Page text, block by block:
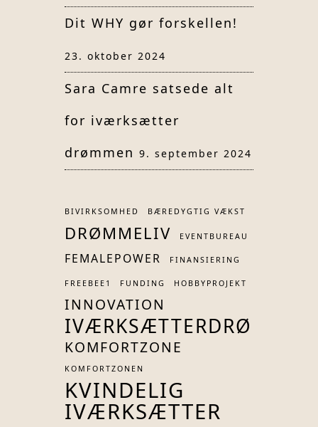
Dit WHY gør forskellen!
23. oktober 2024
Sara Camre satsede alt
for iværksætter
drømmen 9. september 2024
BIVIRKSOMHED BÆREDYGTIG VÆKST
DRØMMELIV EVENTBUREAU
FEMALEPOWER FINANSIERING
FREEBEE1 FUNDING HOBBYPROJEKT
INNOVATION
IVÆRKSÆTTERDRØM
KOMFORTZONE
KOMFORTZONEN
KVINDELIG
IVÆRKSÆTTER